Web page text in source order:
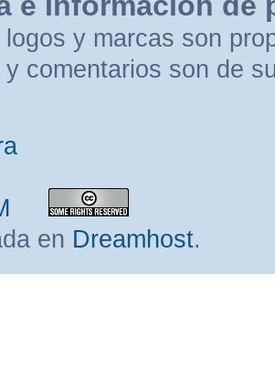
logos y marcas son
y comentarios son de
en Dreamhost.